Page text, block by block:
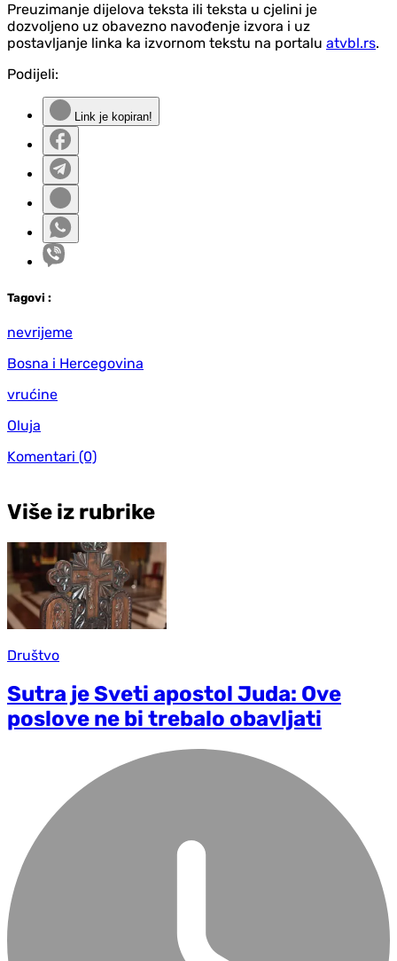
Preuzimanje dijelova teksta ili teksta u cjelini je
dozvoljeno uz obavezno navođenje izvora i uz
postavljanje linka ka izvornom tekstu na portalu atvbl.rs.
Podijeli:
Link je kopiran!
Tagovi :
nevrijeme
Bosna i Hercegovina
vrućine
Oluja
Komentari (0)
Više iz rubrike
Društvo
Sutra je Sveti apostol Juda: Ove
poslove ne bi trebalo obavljati